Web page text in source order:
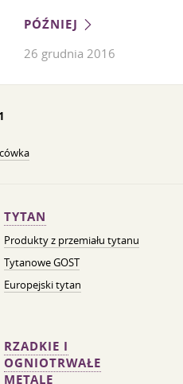
PÓŹNIEJ
26 grudnia 2016
TYTAN
Produkty z przemiału tytanu
Tytanowe GOST
Europejski tytan
RZADKIE I
OGNIOTRWAŁE
METALE